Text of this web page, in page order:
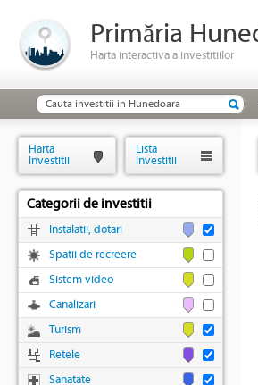
Primăria
Harta interactiva a investitiilor
Harta
Investitii
Lista
Investitii
Categorii de investitii
Instalatii, dotari
Spatii de recreere
Sistem video
Canalizari
Turism
Retele
Sanatate